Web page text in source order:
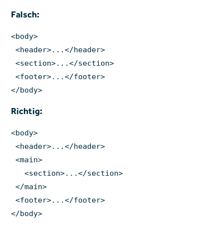
Falsch:
<body>
<header>...</header>
<section>...</section>
<footer>...</footer>
</body>
Richtig:
<body>
<header>...</header>
<main>
<section>...</section>
</main>
<footer>...</footer>
</body>